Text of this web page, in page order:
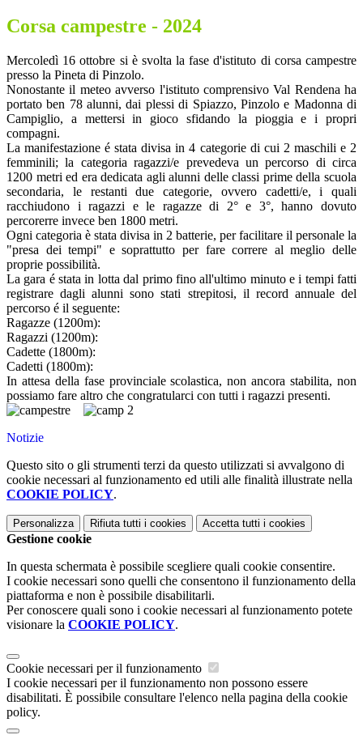
Corsa campestre - 2024
Mercoledì 16 ottobre si è svolta la fase d'istituto di corsa campestre
presso la Pineta di Pinzolo.
Nonostante il meteo avverso l'istituto comprensivo Val Rendena ha
portato ben 78 alunni, dai plessi di Spiazzo, Pinzolo e Madonna di
Campiglio, a mettersi in gioco sfidando la pioggia e i propri
compagni.
La manifestazione é stata divisa in 4 categorie di cui 2 maschili e 2
femminili; la categoria ragazzi/e prevedeva un percorso di circa
1200 metri ed era dedicata agli alunni delle classi prime della scuola
secondaria, le restanti due categorie, ovvero cadetti/e, i quali
racchiudono i ragazzi e le ragazze di 2° e 3°, hanno dovuto
percorerre invece ben 1800 metri.
Ogni categoria è stata divisa in 2 batterie, per facilitare il personale la
"presa dei tempi" e soprattutto per fare correre al meglio delle
proprie possibilità.
La gara é stata in lotta dal primo fino all'ultimo minuto e i tempi fatti
registrare dagli alunni sono stati strepitosi, il record annuale del
percorso é il seguente:
Ragazze (1200m):
Ragazzi (1200m):
Cadette (1800m):
Cadetti (1800m):
In attesa della fase provinciale scolastica, non ancora stabilita, non
possiamo fare altro che congratularci con tutti i ragazzi presenti.
Notizie
Questo sito o gli strumenti terzi da questo utilizzati si avvalgono di
cookie necessari al funzionamento ed utili alle finalità illustrate nella
COOKIE POLICY.
Personalizza Rifiuta tutti i cookies Accetta tutti i cookies
Gestione cookie
In questa schermata è possibile scegliere quali cookie consentire.
I cookie necessari sono quelli che consentono il funzionamento della
piattaforma e non è possibile disabilitarli.
Per conoscere quali sono i cookie necessari al funzionamento potete
visionare la COOKIE POLICY.
Cookie necessari per il funzionamento
I cookie necessari per il funzionamento non possono essere
disabilitati. È possibile consultare l'elenco nella pagina della cookie
policy.